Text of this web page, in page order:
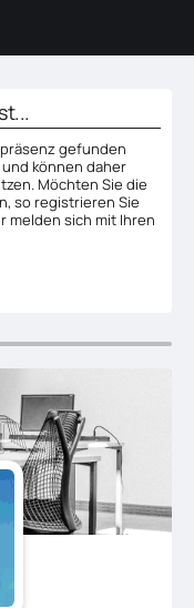
gefunden
können daher
Möchten Sie die
so registrieren Sie
melden sich mit Ihren